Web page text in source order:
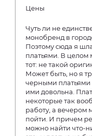
Цены
Чуть ли не
монобренд в
Поэтому сюда я
платьями. В целом
тот: не такой
Может быть, но я
черными платьями
ими довольна.
некоторые так
работу, а вечером
пойти. И причем
можно найти что-